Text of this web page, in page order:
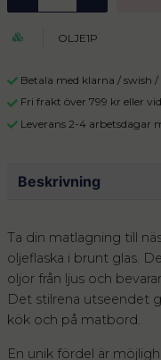
OLJE1P
Betala med klarna / swish /
Fri frakt över 799 kr eller
Leverans 2-4 arbetsdagar
Beskrivning
Ta din matlagning till
oljeflaska i brunt glas.
oljor från ljus och
Det stilrena utseendet
kök och på matbord.
En unik fördel är